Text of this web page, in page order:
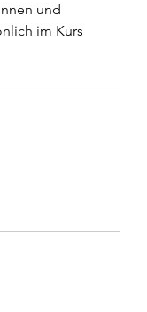
und
im Kurs